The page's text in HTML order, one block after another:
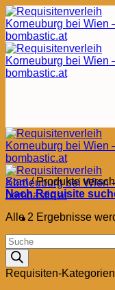
Zum
Inhalt
springen
Start /Produkte
Nach Requisite
Alle 2 Ergebnisse
Products
search
Requisiten-Kategorien